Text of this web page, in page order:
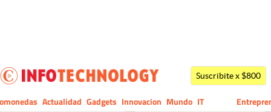
Dólar Suscribite x $800
Actualidad Gadgets Innovacion Mundo IT